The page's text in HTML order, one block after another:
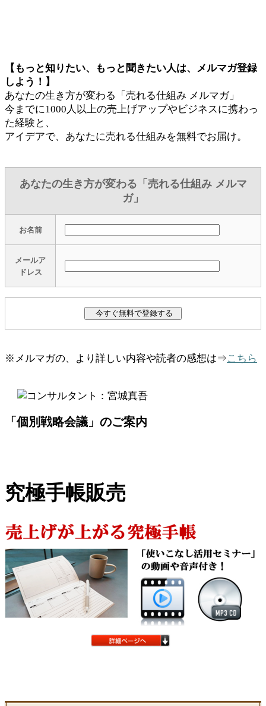
【もっと知りたい、もっと聞きたい人は、メルマガ登録
しよう！】
あなたの生き方が変わる「売れる仕組み メルマガ」
今までに1000人以上の売上げアップやビジネスに携わっ
た経験と、
アイデアで、あなたに売れる仕組みを無料でお届け。
あなたの生き方が変わる「売れる仕組み メルマ
ガ」
お名前
メールア
ドレス
※メルマガの、より詳しい内容や読者の感想は⇒こちら
「個別戦略会議」のご案内
究極手帳販売